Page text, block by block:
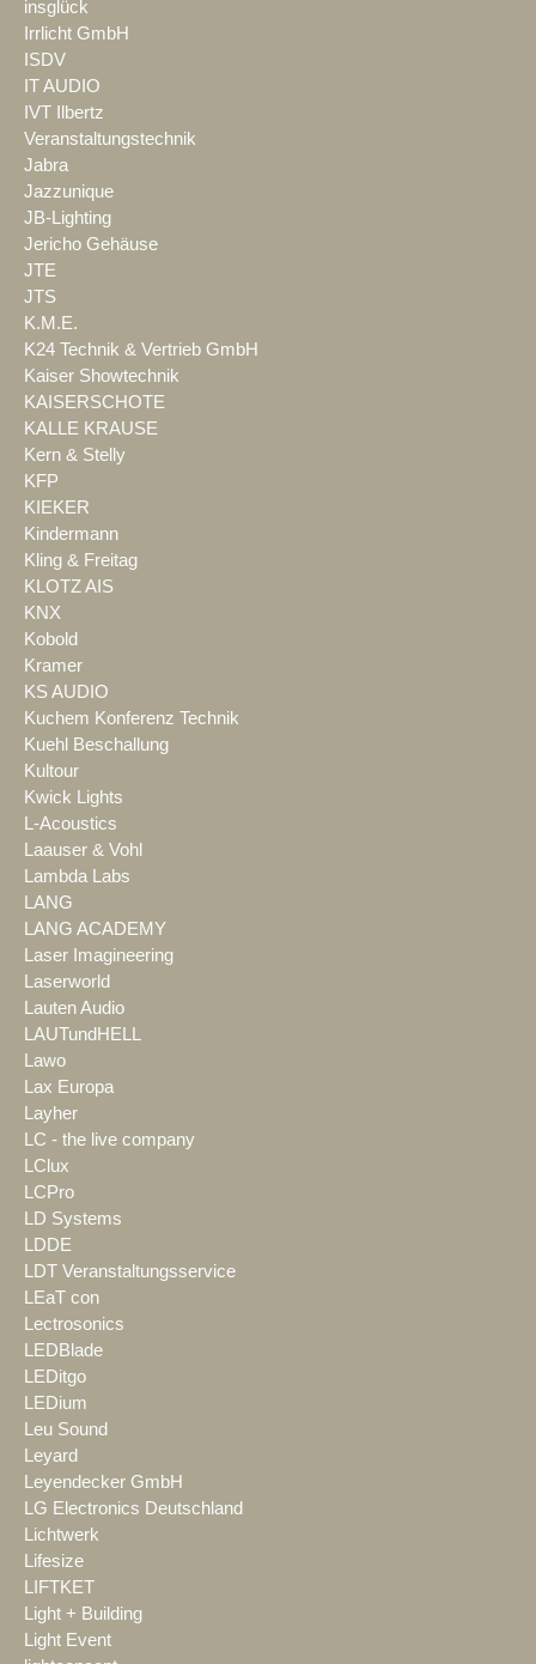
insglück
Irrlicht GmbH
ISDV
IT AUDIO
IVT Ilbertz
Veranstaltungstechnik
Jabra
Jazzunique
JB-Lighting
Jericho Gehäuse
JTE
JTS
K.M.E.
K24 Technik & Vertrieb GmbH
Kaiser Showtechnik
KAISERSCHOTE
KALLE KRAUSE
Kern & Stelly
KFP
KIEKER
Kindermann
Kling & Freitag
KLOTZ AIS
KNX
Kobold
Kramer
KS AUDIO
Kuchem Konferenz Technik
Kuehl Beschallung
Kultour
Kwick Lights
L-Acoustics
Laauser & Vohl
Lambda Labs
LANG
LANG ACADEMY
Laser Imagineering
Laserworld
Lauten Audio
LAUTundHELL
Lawo
Lax Europa
Layher
LC - the live company
LClux
LCPro
LD Systems
LDDE
LDT Veranstaltungsservice
LEaT con
Lectrosonics
LEDBlade
LEDitgo
LEDium
Leu Sound
Leyard
Leyendecker GmbH
LG Electronics Deutschland
Lichtwerk
Lifesize
LIFTKET
Light + Building
Light Event